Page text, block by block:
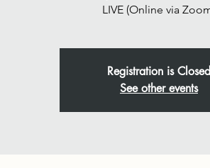
Registration is Closed
See other events